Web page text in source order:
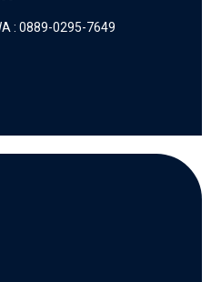
: 0889-0295-7649